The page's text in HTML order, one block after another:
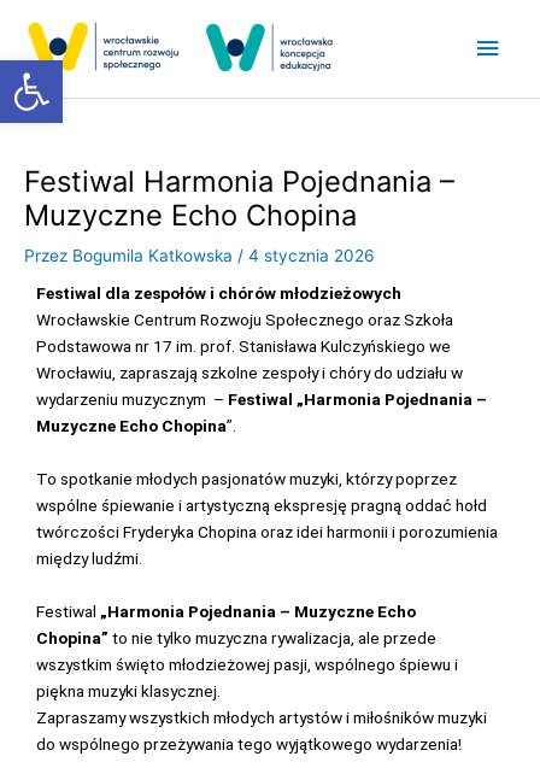
Otwórz pasek narzędzi
treści
Festiwal Harmonia Pojednania –
Muzyczne Echo Chopina
Przez Bogumila Katkowska / 4 stycznia 2026
Festiwal dla zespołów i chórów młodzieżowych
Wrocławskie Centrum Rozwoju Społecznego oraz Szkoła
Podstawowa nr 17 im. prof. Stanisława Kulczyńskiego we
Wrocławiu, zapraszają szkolne zespoły i chóry do udziału w
wydarzeniu muzycznym – Festiwal „Harmonia Pojednania –
Muzyczne Echo Chopina”.
To spotkanie młodych pasjonatów muzyki, którzy poprzez
wspólne śpiewanie i artystyczną ekspresję pragną oddać hołd
twórczości Fryderyka Chopina oraz idei harmonii i porozumienia
między ludźmi.
Festiwal „Harmonia Pojednania – Muzyczne Echo
Chopina” to nie tylko muzyczna rywalizacja, ale przede
wszystkim święto młodzieżowej pasji, wspólnego śpiewu i
piękna muzyki klasycznej.
Zapraszamy wszystkich młodych artystów i miłośników muzyki
do wspólnego przeżywania tego wyjątkowego wydarzenia!